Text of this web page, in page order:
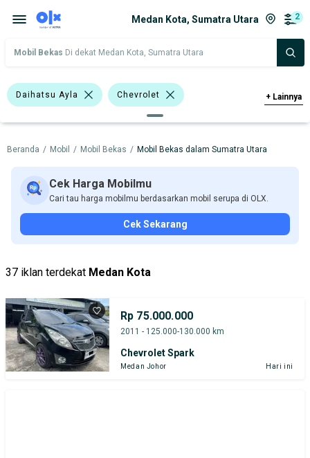
Medan Kota, Sumatra Utara 2
Mobil Bekas Di dekat Medan Kota, Sumatra Utara
Daihatsu Ayla Chevrolet
Daihatsu
Harga Merek Dan Model Tahun
Tipe Bodi Tipe Membership
+ Lainnya
Beranda / Mobil / Mobil Bekas / Mobil Bekas dalam Sumatra Utara
Cek Harga Mobilmu
Cari tau harga mobilmu berdasarkan mobil serupa di OLX.
Cek Sekarang
37 iklan terdekat Medan Kota
Rp 75.000.000
2011 - 125.000-130.000 km
Chevrolet Spark
Medan Johor Hari ini